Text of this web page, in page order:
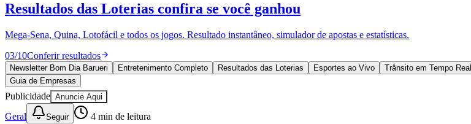
Anuncie no Portal
Cadastrar Empresa
Divulgar Vagas Novo
Publicidade Legal
Política
Eleições
Esportes
Saúde
Segurança
Cultura
Resultados das Loterias confira se você ganhou
Mega-Sena, Quina, Lotofácil e todos os jogos. Resultado instantâneo, simulador de apostas e estatísticas.
03/10Conferir resultados
Newsletter Bom Dia Barueri Entretenimento Completo Resultados das Loterias Esportes ao Vivo Trânsito em Tempo Real
Guia de Empresas
Publicidade Anuncie Aqui
Geral Seguir 4 min de leitura